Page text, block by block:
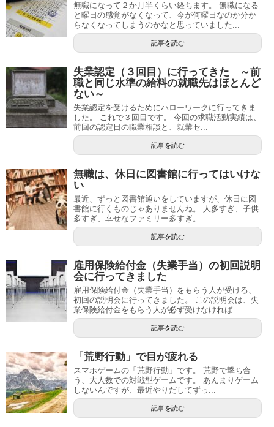
無職になって２か月半くらい経ちます。 無職になる
と曜日の感覚がなくなって、今が何曜日なのか分か
らなくなってしまうのかなと思っていました...
記事を読む
失業認定（３回目）に行ってきた ～前
職と同じ水準の給料の就職先はほとんど
ない～
失業認定を受けるためにハローワークに行ってきま
した。 これで３回目です。 今回の求職活動実績は、
前回の認定日の職業相談と、就業セ...
記事を読む
無職は、休日に図書館に行ってはいけな
い
最近、ずっと図書館通いをしていますが、休日に図
書館に行くものじゃありませんね。 人多すぎ、子供
多すぎ、幸せなファミリー多すぎ。 ...
記事を読む
雇用保険給付金（失業手当）の初回説明
会に行ってきました
雇用保険給付金（失業手当）をもらう人が受ける、
初回の説明会に行ってきました。 この説明会は、失
業保険給付金をもらう人が必ず受けなければ...
記事を読む
「荒野行動」で目が疲れる
スマホゲームの「荒野行動」です。 荒野で撃ち合
う、大人数での対戦型ゲームです。 あんまりゲーム
しないんですが、最近やりだしてずっ...
記事を読む